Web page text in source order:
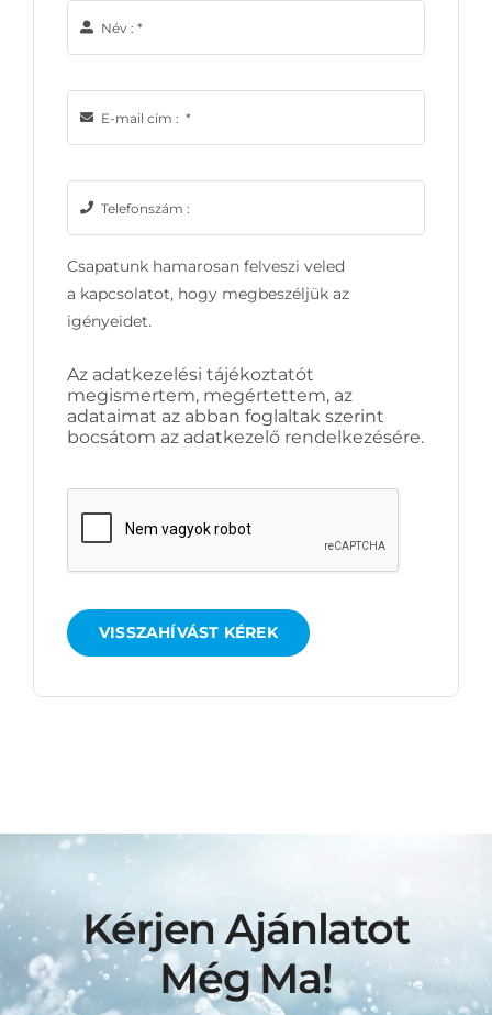
Csapatunk hamarosan felveszi veled
a kapcsolatot, hogy megbeszéljük az
igényeidet.
Az adatkezelési tájékoztatót
megismertem, megértettem, az
adataimat az abban foglaltak szerint
bocsátom az adatkezelő rendelkezésére.
VISSZAHÍVÁST KÉREK
Kérjen Ajánlatot
Még Ma!